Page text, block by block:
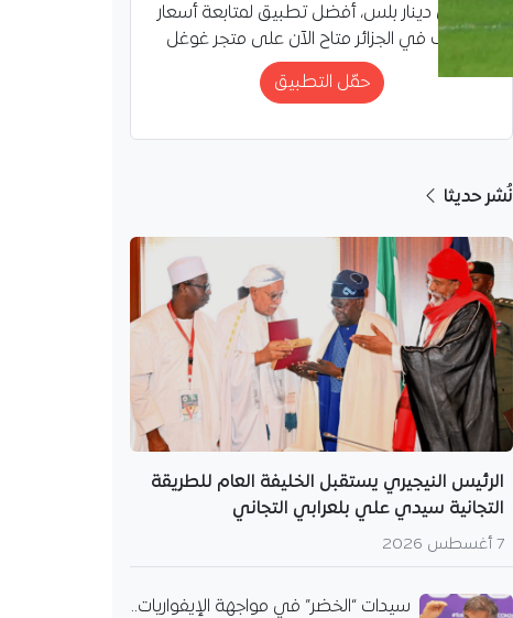
تطبيق دينار بلس، أفضل تطبيق لمتابعة أسعار
الصرف في الجزائر متاح الآن على متجر غوغل
حمّل التطبيق
نُشر حديثا
الرئيس النيجيري يستقبل الخليفة العام للطريقة
التجانية سيدي علي بلعرابي التجاني
7 أغسطس 2026
سيدات “الخضر” في مواجهة الإيفواريات..